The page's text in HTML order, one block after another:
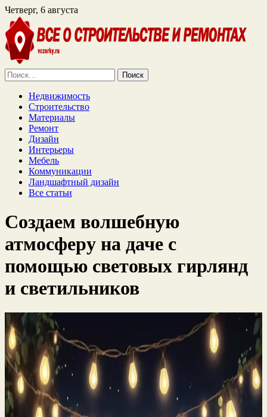
Четверг, 6 августа
Найти:
Недвижимость
Строительство
Материалы
Ремонт
Дизайн
Интерьеры
Мебель
Коммуникации
Ландшафтный дизайн
Все статьи
Создаем волшебную
атмосферу на даче с
помощью световых гирлянд
и светильников